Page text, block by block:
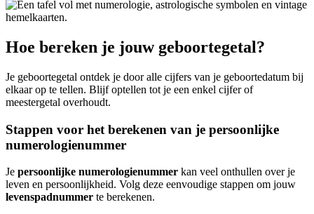
Hoe bereken je jouw geboortegetal?
Je geboortegetal ontdek je door alle cijfers van je geboortedatum bij
elkaar op te tellen. Blijf optellen tot je een enkel cijfer of
meestergetal overhoudt.
Stappen voor het berekenen van je persoonlijke
numerologienummer
Je persoonlijke numerologienummer kan veel onthullen over je
leven en persoonlijkheid. Volg deze eenvoudige stappen om jouw
levenspadnummer te berekenen.